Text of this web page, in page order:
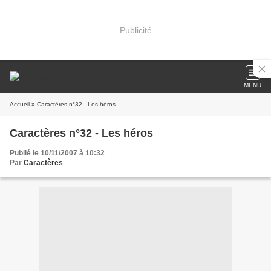
Publicité
MENU
Accueil » Caractères n°32 - Les héros
Caractères n°32 - Les héros
Publié le 10/11/2007 à 10:32
Par Caractères